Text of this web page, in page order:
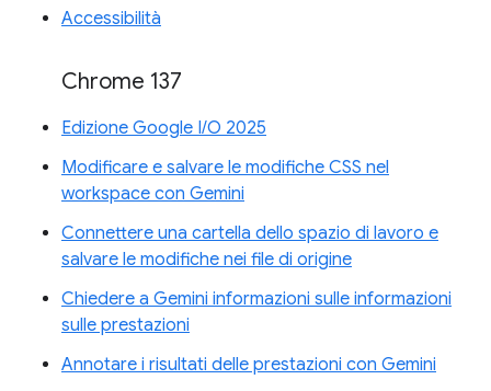
Accessibilità
Chrome 137
Edizione Google I/O 2025
Modificare e salvare le modifiche CSS nel
workspace con Gemini
Connettere una cartella dello spazio di lavoro e
salvare le modifiche nei file di origine
Chiedere a Gemini informazioni sulle informazioni
sulle prestazioni
Annotare i risultati delle prestazioni con Gemini